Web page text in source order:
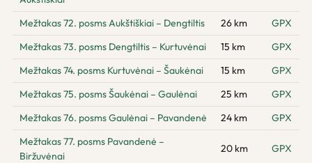
Mežtakas 72. posms Aukštiškiai – Dengtiltis 26 km
GPX
Mežtakas 73. posms Dengtiltis – Kurtuvėnai
15 km
GPX
Mežtakas 74. posms Kurtuvėnai – Šaukėnai
15 km
GPX
Mežtakas 75. posms Šaukėnai – Gaulėnai
25 km
GPX
Mežtakas 76. posms Gaulėnai – Pavandenė
24 km
GPX
Mežtakas 77. posms Pavandenė –
Biržuvėnai
20 km GPX